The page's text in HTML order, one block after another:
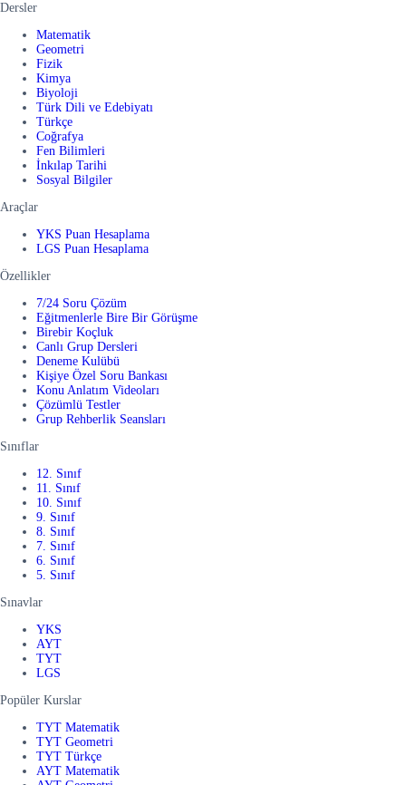
Dersler
Matematik
Geometri
Fizik
Kimya
Biyoloji
Türk Dili ve Edebiyatı
Türkçe
Coğrafya
Fen Bilimleri
İnkılap Tarihi
Sosyal Bilgiler
Araçlar
YKS Puan Hesaplama
LGS Puan Hesaplama
Özellikler
7/24 Soru Çözüm
Eğitmenlerle Bire Bir Görüşme
Birebir Koçluk
Canlı Grup Dersleri
Deneme Kulübü
Kişiye Özel Soru Bankası
Konu Anlatım Videoları
Çözümlü Testler
Grup Rehberlik Seansları
Sınıflar
12. Sınıf
11. Sınıf
10. Sınıf
9. Sınıf
8. Sınıf
7. Sınıf
6. Sınıf
5. Sınıf
Sınavlar
YKS
AYT
TYT
LGS
Popüler Kurslar
TYT Matematik
TYT Geometri
TYT Türkçe
AYT Matematik